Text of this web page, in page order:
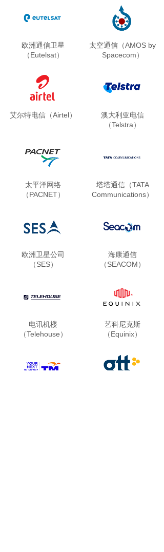
欧洲通信卫星
（Eutelsat）
太空通信（AMOS by
Spacecom）
艾尔特电信（Airtel）
澳大利亚电信
（Telstra）
太平洋网络
（PACNET）
塔塔通信（TATA
Communications）
欧洲卫星公司
（SES）
海康通信
（SEACOM）
电讯机楼
（Telehouse）
艺科尼克斯
（Equinix）